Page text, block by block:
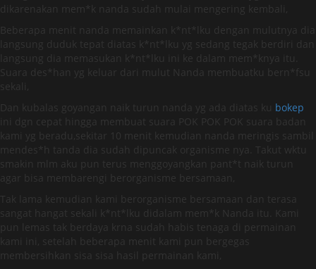
dikarenakan mem*k nanda sudah mulai mengering kembali,
Beberapa menit nanda memainkan k*nt*lku dengan mulutnya dia
langsung duduk tepat diatas k*nt*lku yg sedang tegak berdiri dan
langsung dia memasukan k*nt*lku ini ke dalam mem*knya itu.
Suara des*han yg keluar dari mulut Nanda membuatku bern*fsu
sekali,
Dan kubalas goyangan naik turun nanda yg ada diatas ku bokep
ini dgn cepat hingga membuat suara POK POK POK suara badan
kami yg beradu,sekitar 10 menit kemudian nanda meringis sambil
mendes*h tanda dia sudah dipuncak organisme nya. Takut wktu
smakin mlm aku pun terus menggoyangkan pant*t naik turun
agar bisa membarengi berorganisme bersamaan,
Tak lama kemudian kami berorganisme bersamaan dan terasa
sangat hangat sekali k*nt*lku didalam mem*k Nanda itu. Kami
pun lemas tak berdaya krna sudah habis tenaga di permainan
kami ini, setelah beberapa menit kami pun bergegas
membersihkan sisa sisa hasil permainan kami,